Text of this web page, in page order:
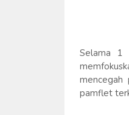
Selama 1
mencegah
pamflet